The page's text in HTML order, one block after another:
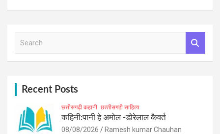
Recent Posts
छत्तीसगढ़ी कहानी छत्‍तीसगढ़ी साहित्‍य
कहिनी:पानी हे अमोल -डोरेलाल कैवर्त
08/08/2026 Ramesh kumar Chauhan